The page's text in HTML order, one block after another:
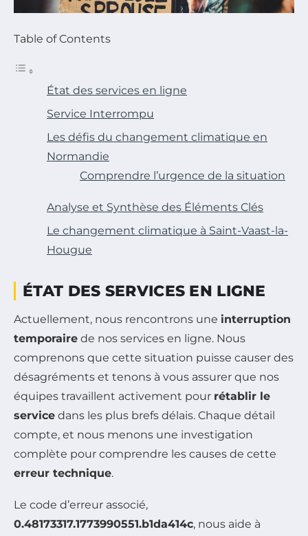
Table of Contents
État des services en ligne
Service Interrompu
Les défis du changement climatique en
Normandie
Comprendre l’urgence de la situation
Analyse et Synthèse des Éléments Clés
Le changement climatique à Saint-Vaast-la-
Hougue
ÉTAT DES SERVICES EN LIGNE
Actuellement, nous rencontrons une interruption
temporaire de nos services en ligne. Nous
comprenons que cette situation puisse causer des
désagréments et tenons à vous assurer que nos
équipes travaillent activement pour rétablir le
service dans les plus brefs délais. Chaque détail
compte, et nous menons une investigation
complète pour comprendre les causes de cette
erreur technique.
Le code d’erreur associé,
0.48173317.1773990551.b1da414c, nous aide à